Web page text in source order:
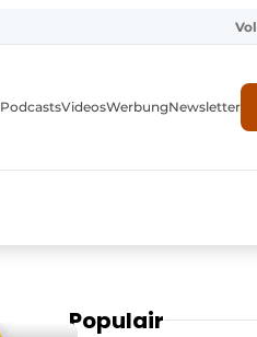
PodcastsVideosWerbungNewsletter
Populair